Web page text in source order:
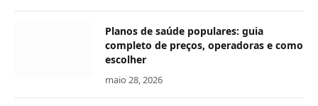
Planos de saúde populares: guia
completo de preços, operadoras e como
escolher
maio 28, 2026